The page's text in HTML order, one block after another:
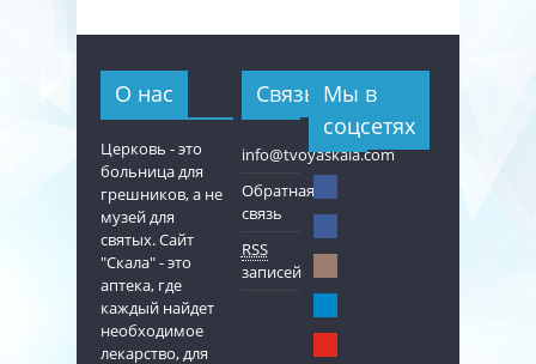
О нас
Церковь - это
больница для
грешников, а не
музей для
святых. Сайт
"Скала" - это
аптека, где
каждый найдет
необходимое
лекарство, для
Связь
info@tvoyaskala.com
Обратная
связь
RSS
записей
Мы в
соцсетях